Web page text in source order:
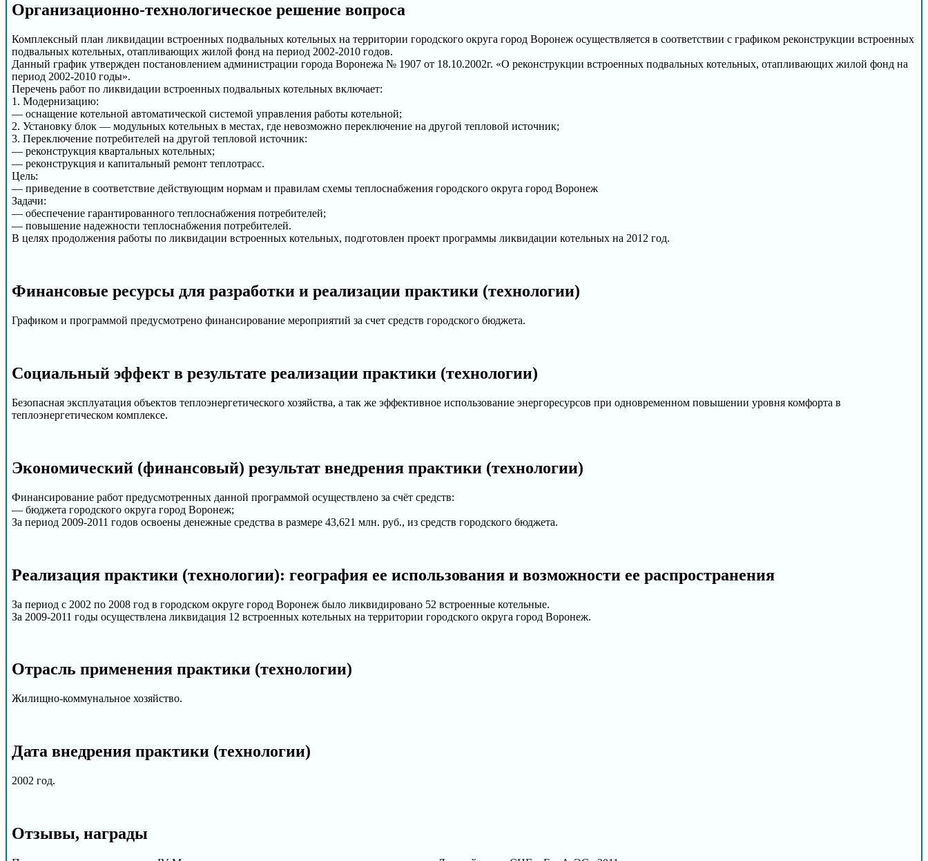
Организационно-технологическое решение вопроса
Комплексный план ликвидации встроенных подвальных котельных на территории городского округа город Воронеж осуществляется в соответствии с графиком реконструкции встроенных
подвальных котельных, отапливающих жилой фонд на период 2002-2010 годов.
Данный график утвержден постановлением администрации города Воронежа № 1907 от 18.10.2002г. «О реконструкции встроенных подвальных котельных, отапливающих жилой фонд на
период 2002-2010 годы».
Перечень работ по ликвидации встроенных подвальных котельных включает:
1. Модернизацию:
— оснащение котельной автоматической системой управления работы котельной;
2. Установку блок — модульных котельных в местах, где невозможно переключение на другой тепловой источник;
3. Переключение потребителей на другой тепловой источник:
— реконструкция квартальных котельных;
— реконструкция и капитальный ремонт теплотрасс.
Цель:
— приведение в соответствие действующим нормам и правилам схемы теплоснабжения городского округа город Воронеж
Задачи:
— обеспечение гарантированного теплоснабжения потребителей;
— повышение надежности теплоснабжения потребителей.
В целях продолжения работы по ликвидации встроенных котельных, подготовлен проект программы ликвидации котельных на 2012 год.
Финансовые ресурсы для разработки и реализации практики (технологии)
Графиком и программой предусмотрено финансирование мероприятий за счет средств городского бюджета.
Социальный эффект в результате реализации практики (технологии)
Безопасная эксплуатация объектов теплоэнергетического хозяйства, а так же эффективное использование энергоресурсов при одновременном повышении уровня комфорта в
теплоэнергетическом комплексе.
Экономический (финансовый) результат внедрения практики (технологии)
Финансирование работ предусмотренных данной программой осуществлено за счёт средств:
— бюджета городского округа город Воронеж;
За период 2009-2011 годов освоены денежные средства в размере 43,621 млн. руб., из средств городского бюджета.
Реализация практики (технологии): география ее использования и возможности ее распространения
За период с 2002 по 2008 год в городском округе город Воронеж было ликвидировано 52 встроенные котельные.
За 2009-2011 годы осуществлена ликвидация 12 встроенных котельных на территории городского округа город Воронеж.
Отрасль применения практики (технологии)
Жилищно-коммунальное хозяйство.
Дата внедрения практики (технологии)
2002 год.
Отзывы, награды